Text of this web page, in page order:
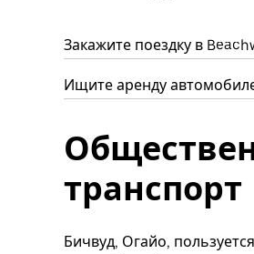
Закажите поездку в
Ищите аренду
транспорт
Бичвуд, Огайо,